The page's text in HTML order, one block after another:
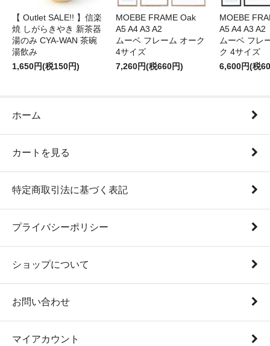
【 Outlet SALE!! 】信楽
焼 しがらきやき 新茶器
湯のみ CYA-WAN 茶碗
湯飲み
1,650円(税150円)
MOEBE FRAME Oak
A5 A4 A3 A2
ムーベ フレーム オーク
4サイズ
7,260円(税660円)
MOEBE
A5 A4 A3 A2
ムーベ フレ
ク 4サイズ
6,600円(税
ホーム
カートを見る
特定商取引法に基づく表記
プライバシーポリシー
ショップについて
お問い合わせ
マイアカウント